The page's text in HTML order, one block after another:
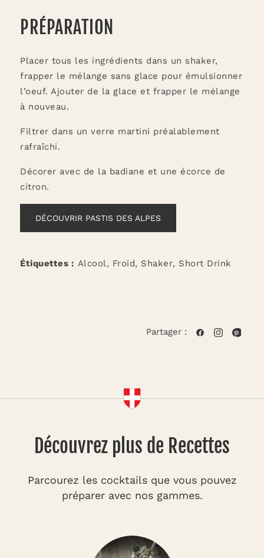
PRÉPARATION
Placer tous les ingrédients dans un shaker,
frapper le mélange sans glace pour émulsionner
l’oeuf. Ajouter de la glace et frapper le mélange
à nouveau.
Filtrer dans un verre martini préalablement
rafraîchi.
Décorer avec de la badiane et une écorce de
citron.
DÉCOUVRIR PASTIS DES ALPES
Étiquettes : Alcool, Froid, Shaker, Short Drink
Partager :
Découvrez plus de Recettes
Parcourez les cocktails que vous pouvez
préparer avec nos gammes.